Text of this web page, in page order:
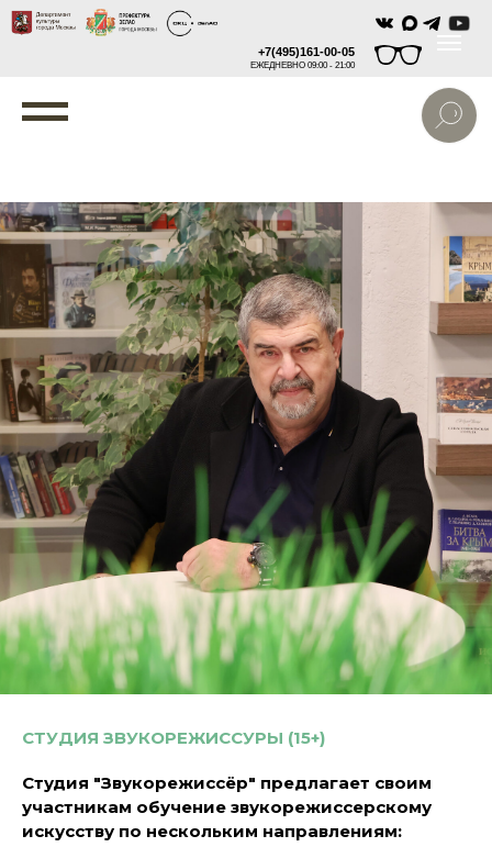
+7(495)161-00-05
ЕЖЕДНЕВНО 09:00 - 21:00
СТУДИЯ ЗВУКОРЕЖИССУРЫ (15+)
Студия "Звукорежиссёр" предлагает своим
участникам обучение звукорежиссерскому
искусству по нескольким направлениям: